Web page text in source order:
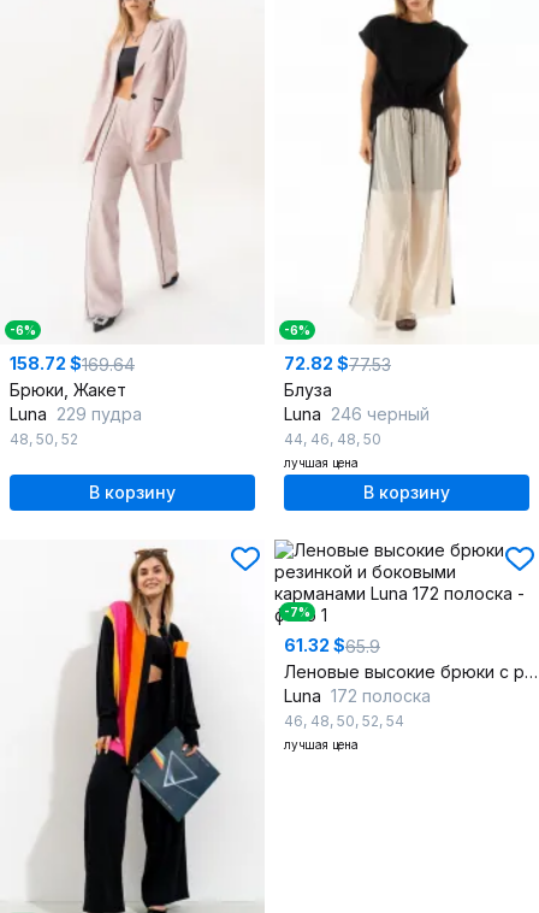
-6%
158.72 $169.64
Брюки, Жакет
Luna 229 пудра
48, 50, 52
В корзину
-6%
72.82 $77.53
Блуза
Luna 246 черный
44, 46, 48, 50
лучшая цена
В корзину
-7%
61.32 $65.9
Леновые высокие брюки с резинкой и боковыми карманами
Luna 172 полоска
46, 48, 50, 52, 54
лучшая цена